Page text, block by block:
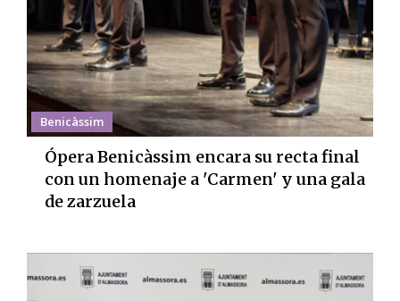
Benicàssim
Ópera Benicàssim encara su recta final
con un homenaje a 'Carmen' y una gala
de zarzuela